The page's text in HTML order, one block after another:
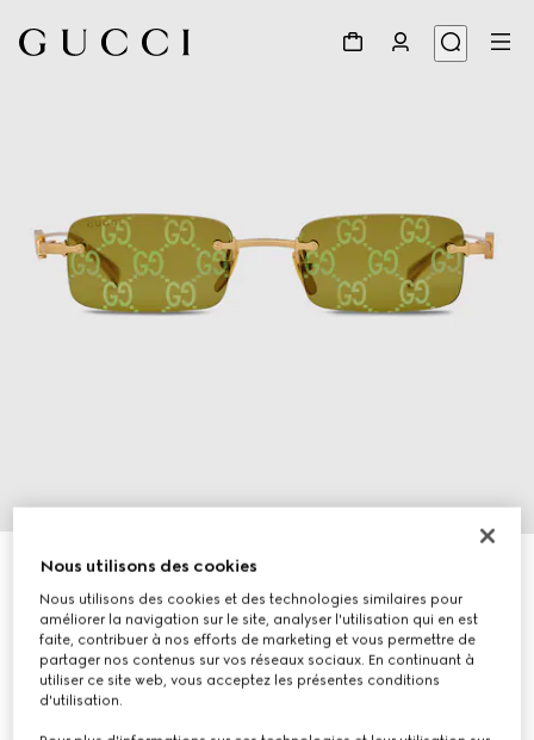
Lunettes de soleil rectangulaires
€ 430
Déclinaisonscouleur or jaune
Nous utilisons des cookies
Nous utilisons des cookies et des technologies similaires pour
améliorer la navigation sur le site, analyser l'utilisation qui en est
faite, contribuer à nos efforts de marketing et vous permettre de
partager nos contenus sur vos réseaux sociaux. En continuant à
utiliser ce site web, vous acceptez les présentes conditions
d'utilisation.